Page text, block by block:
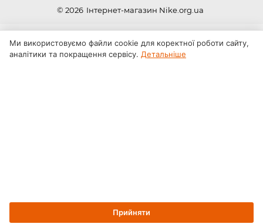
© 2026 Інтернет-магазин Nike.org.ua
Ми використовуємо файли cookie для коректної роботи сайту,
аналітики та покращення сервісу. Детальніше
Прийняти